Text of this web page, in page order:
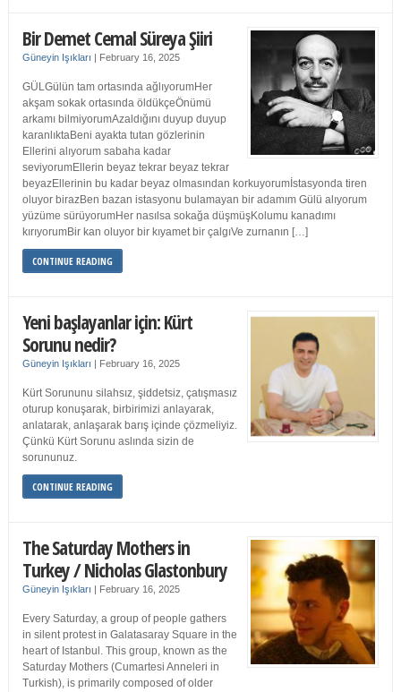
Bir Demet Cemal Süreya Şiiri
Güneyin Işıkları | February 16, 2025
GÜLGülün tam ortasında ağlıyorumHer
akşam sokak ortasında öldükçeÖnümü
arkamı bilmiyorumAzaldığını duyup duyup
karanlıktaBeni ayakta tutan gözlerinin
Ellerini alıyorum sabaha kadar
seviyorumEllerin beyaz tekrar beyaz tekrar
beyazEllerinin bu kadar beyaz olmasından korkuyorumİstasyonda tiren
oluyor birazBen bazan istasyonu bulamayan bir adamım Gülü alıyorum
yüzüme sürüyorumHer nasılsa sokağa düşmüşKolumu kanadımı
kırıyorumBir kan oluyor bir kıyamet bir çalgıVe zurnanın […]
CONTINUE READING
Yeni başlayanlar için: Kürt
Sorunu nedir?
Güneyin Işıkları | February 16, 2025
Kürt Sorununu silahsız, şiddetsiz, çatışmasız
oturup konuşarak, birbirimizi anlayarak,
anlatarak, anlaşarak barış içinde çözmeliyiz.
Çünkü Kürt Sorunu aslında sizin de
sorununuz.
CONTINUE READING
The Saturday Mothers in
Turkey / Nicholas Glastonbury
Güneyin Işıkları | February 16, 2025
Every Saturday, a group of people gathers
in silent protest in Galatasaray Square in the
heart of Istanbul. This group, known as the
Saturday Mothers (Cumartesi Anneleri in
Turkish), is primarily composed of older